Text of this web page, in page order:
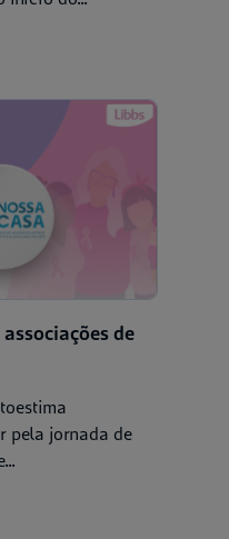
Filtrar por:
Autocuidado
de
pela jornada de